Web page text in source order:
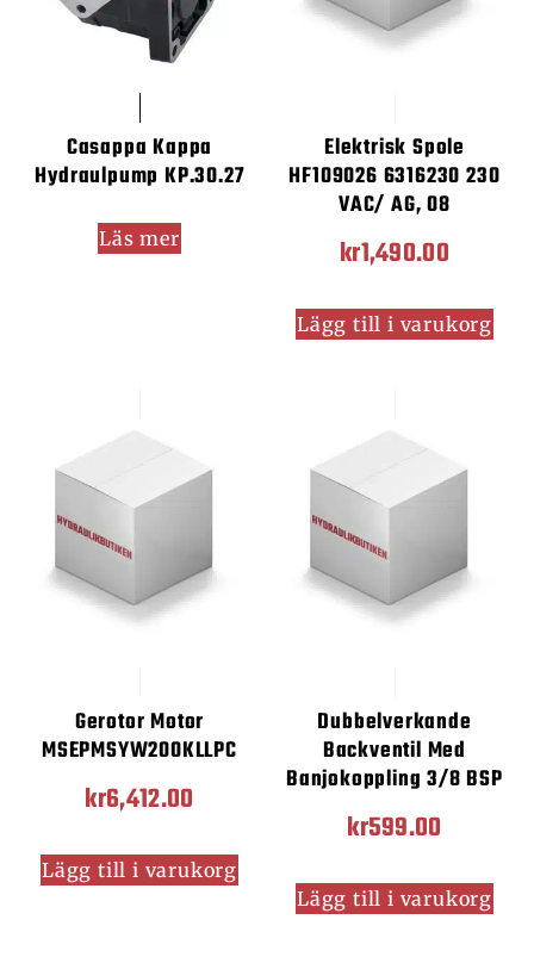
Casappa Kappa
Hydraulpump KP.30.27
Läs mer
Elektrisk Spole
HF109026 6316230 230
VAC/ AG, 08
kr1,490.00
Lägg till i varukorg
Gerotor Motor
MSEPMSYW200KLLPC
kr6,412.00
Lägg till i varukorg
Dubbelverkande
Backventil Med
Banjokoppling 3/8 BSP
kr599.00
Lägg till i varukorg